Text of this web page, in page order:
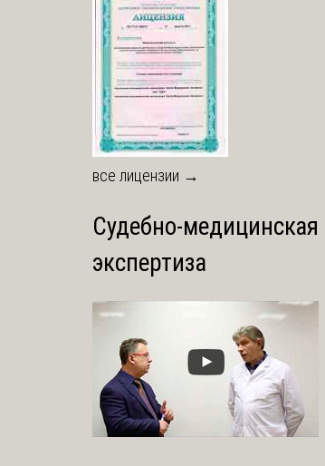
все лицензии →
Судебно-медицинская
экспертиза